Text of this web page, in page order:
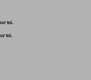
toi.
toi.